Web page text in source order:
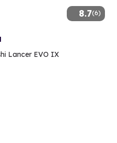
8.7(6)
Lancer EVO IX